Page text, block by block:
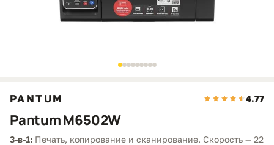
PANTUM 4.77
Pantum M6502W
3-в-1: Печать, копирование и сканирование. Скорость — 22